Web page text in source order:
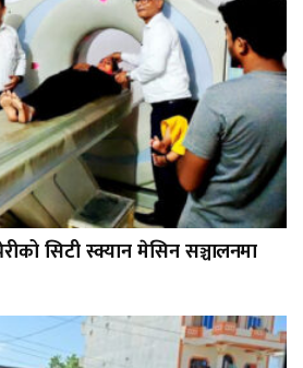
सिटी स्क्यान मेसिन सञ्चालनमा